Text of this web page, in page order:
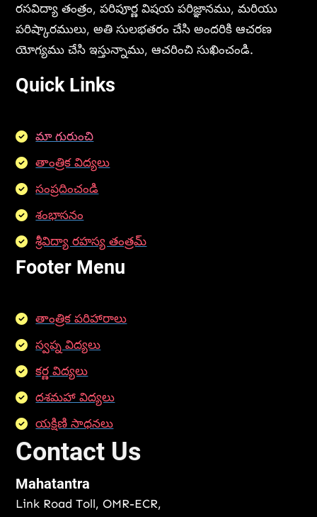
రసవిద్యా తంత్రం, పరిపూర్ణ విషయ పరిజ్ఞానము, మరియు
పరిష్కారములు, అతి సులభతరం చేసి అందరికి ఆచరణ
యోగ్యము చేసి ఇస్తున్నాము, ఆచరించి సుఖించండి.
Quick Links
మా గురుంచి
తాంత్రిక విద్యలు
సంప్రదించండి
శంభాసనం
శ్రీవిద్యా రహస్య తంత్రమ్
Footer Menu
తాంత్రిక పరిహారాలు
స్వప్న విద్యలు
కర్ణ విద్యలు
దశమహా విద్యలు
యక్షిణి సాధనలు
Contact Us
Mahatantra
Link Road Toll, OMR-ECR,